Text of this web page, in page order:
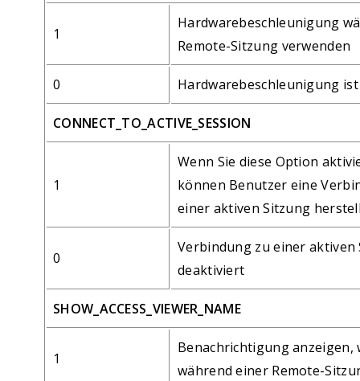
1
Hardwarebeschleunigung
Remote-Sitzung verwenden
0 Hardwarebeschleunigung
CONNECT_TO_ACTIVE_SESSION
1
Wenn Sie diese Option
können Benutzer eine
einer aktiven Sitzung
0
Verbindung zu einer aktiven
deaktiviert
SHOW_ACCESS_VIEWER_NAME
1
Benachrichtigung anzeigen,
während einer Remote-